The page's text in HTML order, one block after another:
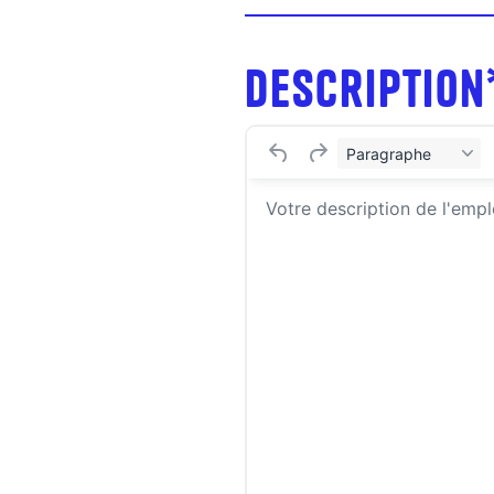
Paragraphe